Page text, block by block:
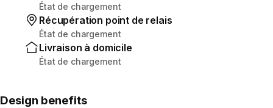
État de chargement
Récupération point de relais
État de chargement
Livraison à domicile
État de chargement
Design benefits